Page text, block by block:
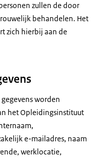
zullen de door
behandelen. Het
zich hierbij aan de
worden
het Opleidingsinstituut
e-mailadres, naam
werklocatie,